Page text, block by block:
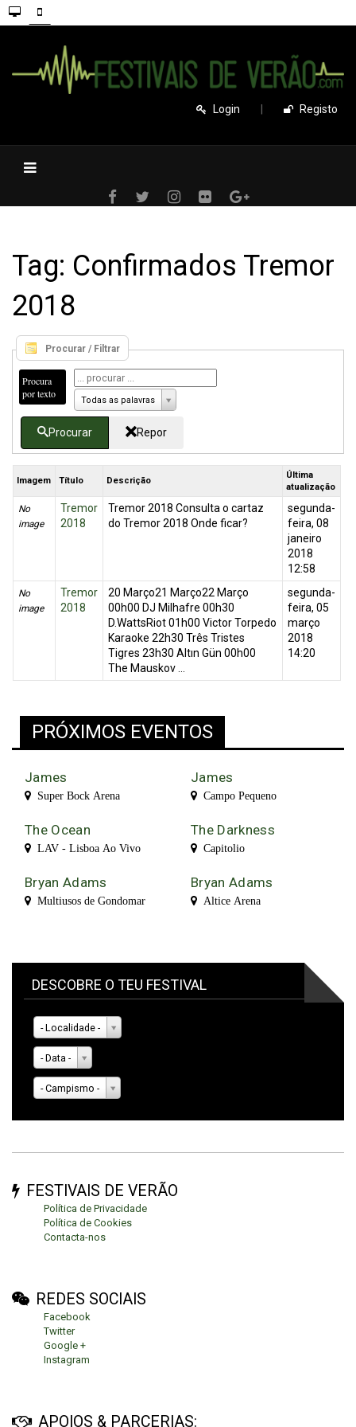
Login Registo
Tag: Confirmados Tremor
2018
Procurar / Filtrar
Procura
por texto
Todas as palavras
Procurar Repor
Imagem Título Descrição
Última
atualização
No
image
Tremor
2018
Tremor 2018 Consulta o cartaz
do Tremor 2018 Onde ficar?
segunda-
feira, 08
janeiro
2018
12:58
No
image
Tremor
2018
20 Março21 Março22 Março
00h00 DJ Milhafre 00h30
D.WattsRiot 01h00 Victor Torpedo
Karaoke 22h30 Três Tristes
Tigres 23h30 Altın Gün 00h00
The Mauskov ...
segunda-
feira, 05
março
2018
14:20
PRÓXIMOS EVENTOS
James
Super Bock Arena
James
Campo Pequeno
The Ocean
LAV - Lisboa Ao Vivo
The Darkness
Capitolio
Bryan Adams
Multiusos de Gondomar
Bryan Adams
Altice Arena
DESCOBRE O TEU FESTIVAL
- Localidade -
- Data -
- Campismo -
FESTIVAIS DE VERÃO
Política de Privacidade
Política de Cookies
Contacta-nos
REDES SOCIAIS
Facebook
Twitter
Google +
Instagram
APOIOS & PARCERIAS: